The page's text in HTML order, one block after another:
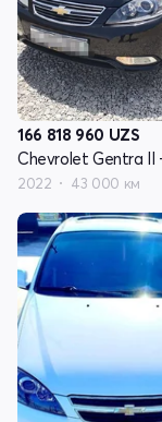
166 818 960 UZS
2022 43 000 км